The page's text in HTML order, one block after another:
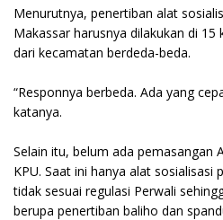
Menurutnya, penertiban alat
Makassar harusnya dilakukan di
dari kecamatan berdeda-beda.
“Responnya berbeda. Ada yang
katanya.
Selain itu, belum ada pemasangan
KPU. Saat ini hanya alat sosialisasi
tidak sesuai regulasi Perwali
berupa penertiban baliho dan